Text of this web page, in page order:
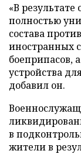
«В результате
полностью
состава
иностранных
боеприпасов,
устройства
добавил он.
в
жители в